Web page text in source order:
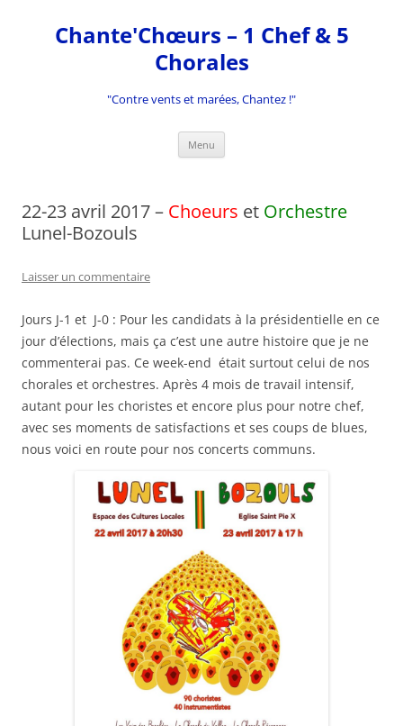
contenuChante'Chœurs – 1 Chef & 5
Chorales
"Contre vents et marées, Chantez !"
Menu
22-23 avril 2017 – Choeurs et Orchestre
Lunel-Bozouls
Laisser un commentaire
Jours J-1 et J-0 : Pour les candidats à la présidentielle en ce
jour d’élections, mais ça c’est une autre histoire que je ne
commenterai pas. Ce week-end était surtout celui de nos
chorales et orchestres. Après 4 mois de travail intensif,
autant pour les choristes et encore plus pour notre chef,
avec ses moments de satisfactions et ses coups de blues,
nous voici en route pour nos concerts communs.